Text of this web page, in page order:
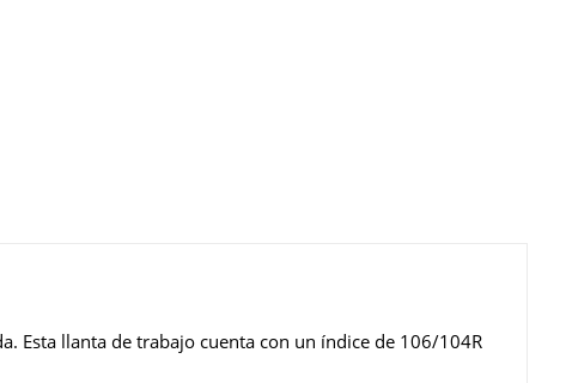
Esta llanta de trabajo cuenta con un índice de 106/104R